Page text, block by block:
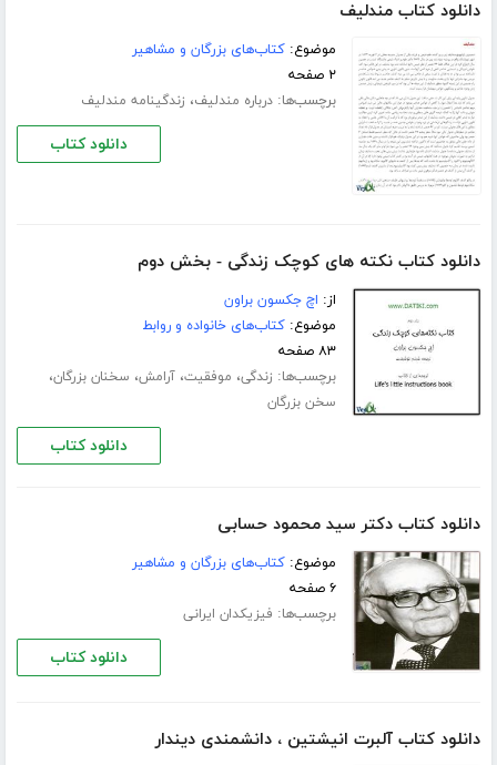
دانلود کتاب مندلیف
موضوع:کتاب‌های بزرگان و مشاهیر
۲ صفحه
برچسب‌ها:درباره مندلیف، زندگینامه مندلیف
دانلود کتاب
دانلود کتاب نکته های کوچک زندگی - بخش دوم
از: اچ جکسون براون
موضوع:کتاب‌های خانواده و روابط
۸۳ صفحه
برچسب‌ها: زندگی، موفقیت،آرامش، سخنان بزرگان،
سخن بزرگان
دانلود کتاب
دانلود کتاب دکتر سید محمود حسابی
موضوع:کتاب‌های بزرگان و مشاهیر
۶ صفحه
برچسب‌ها: فیزیکدان ایرانی
دانلود کتاب
دانلود کتاب آلبرت انیشتین ، دانشمندی دیندار